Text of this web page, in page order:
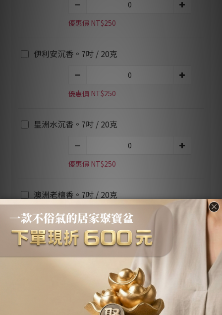
優惠價 NT$250
伊利安沉香。7吋 / 20克
優惠價 NT$250
星洲水沉香。7吋 / 20克
優惠價 NT$250
澳洲老檀香。7吋 / 20克
優惠價 NT$250
加入追蹤清單